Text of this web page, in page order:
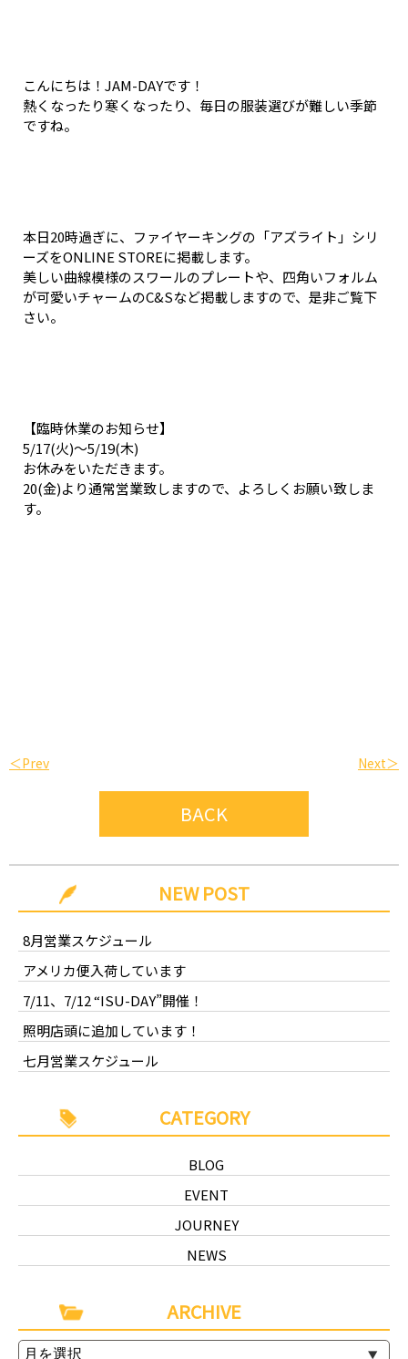
こんにちは！JAM-DAYです！
熱くなったり寒くなったり、毎日の服装選びが難しい季節
ですね。
本日20時過ぎに、ファイヤーキングの「アズライト」シリ
ーズをONLINE STOREに掲載します。
美しい曲線模様のスワールのプレートや、四角いフォルム
が可愛いチャームのC&Sなど掲載しますので、是非ご覧下
さい。
【臨時休業のお知らせ】
5/17(火)～5/19(木)
お休みをいただきます。
20(金)より通常営業致しますので、よろしくお願い致しま
す。
Next＞
＜Prev
BACK
NEW POST
8月営業スケジュール
アメリカ便入荷しています
7/11、7/12 “ISU-DAY”開催！
照明店頭に追加しています！
七月営業スケジュール
CATEGORY
BLOG
EVENT
JOURNEY
NEWS
ARCHIVE